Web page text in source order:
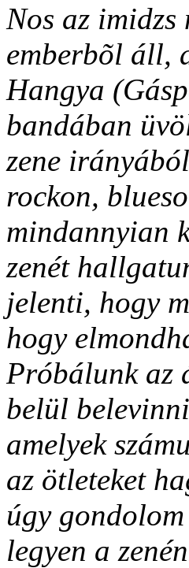
Nos az
emberbõl áll,
Hangya
bandában
zene
rockon,
mindannyian
zenét
jelenti, hogy
hogy
Próbálunk az
belül
amelyek
az ötleteket
úgy
legyen a